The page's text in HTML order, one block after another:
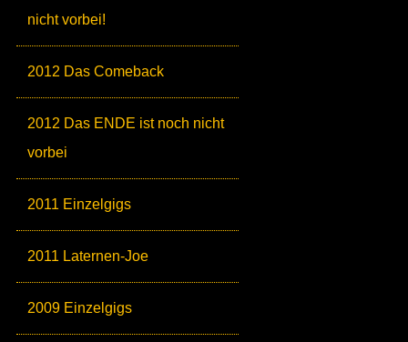
nicht vorbei!
2012 Das Comeback
2012 Das ENDE ist noch nicht
vorbei
2011 Einzelgigs
2011 Laternen-Joe
2009 Einzelgigs